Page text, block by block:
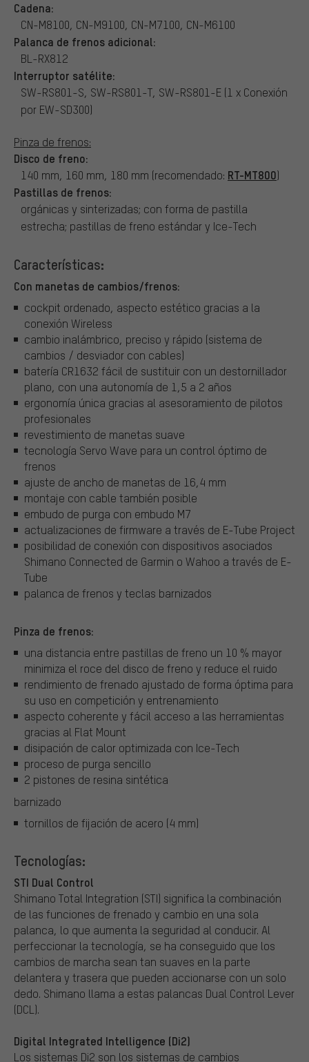
Cadena:
CN-M8100, CN-M9100, CN-M7100, CN-M6100
Palanca de frenos adicional:
BL-RX812
Interruptor satélite:
SW-RS801-S, SW-RS801-T, SW-RS801-E (1 x Conexión
por EW-SD300)
Pinza de frenos:
Disco de freno:
140 mm, 160 mm, 180 mm (recomendado: RT-MT800)
Pastillas de frenos:
orgánicas y sinterizadas; con forma de pastilla
estrecha; pastillas de freno estándar y Ice-Tech
Características:
Con manetas de cambios/frenos:
cockpit ordenado, aspecto estético gracias a la
conexión Wireless
cambio inalámbrico, preciso y rápido (sistema de
cambios / desviador con cables)
batería CR1632 fácil de sustituir con un destornillador
plano, con una autonomía de 1,5 a 2 años
ergonomía única gracias al asesoramiento de pilotos
profesionales
revestimiento de manetas suave
tecnología Servo Wave para un control óptimo de
frenos
ajuste de ancho de manetas de 16,4 mm
montaje con cable también posible
embudo de purga con embudo M7
actualizaciones de firmware a través de E-Tube Project
posibilidad de conexión con dispositivos asociados
Shimano Connected de Garmin o Wahoo a través de E-
Tube
palanca de frenos y teclas barnizados
Pinza de frenos:
una distancia entre pastillas de freno un 10 % mayor
minimiza el roce del disco de freno y reduce el ruido
rendimiento de frenado ajustado de forma óptima para
su uso en competición y entrenamiento
aspecto coherente y fácil acceso a las herramientas
gracias al Flat Mount
disipación de calor optimizada con Ice-Tech
proceso de purga sencillo
2 pistones de resina sintética
barnizado
tornillos de fijación de acero (4 mm)
Tecnologías:
STI Dual Control
Shimano Total Integration (STI) significa la combinación
de las funciones de frenado y cambio en una sola
palanca, lo que aumenta la seguridad al conducir. Al
perfeccionar la tecnología, se ha conseguido que los
cambios de marcha sean tan suaves en la parte
delantera y trasera que pueden accionarse con un solo
dedo. Shimano llama a estas palancas Dual Control Lever
(DCL).
Digital Integrated Intelligence (Di2)
Los sistemas Di2 son los sistemas de cambios